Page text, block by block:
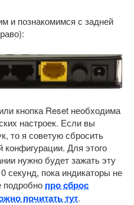
и познакомимся с задней
кнопка Reset необходима
настроек. Если вы
то я советую сбросить
конфигурации. Для этого
нужно будет зажать эту
секунд, пока индикаторы не
подробно про сброс
почитать тут.